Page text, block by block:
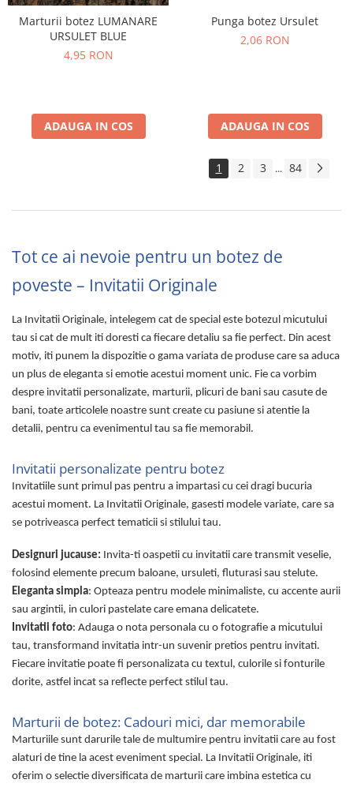
Marturii botez LUMANARE
URSULET BLUE
4,95 RON
ADAUGA IN COS
Punga botez Ursulet
2,06 RON
ADAUGA IN COS
1 2 3 ... 84
Tot ce ai nevoie pentru un botez de
poveste – Invitatii Originale
La Invitatii Originale, intelegem cat de special este botezul micutului
tau si cat de mult iti doresti ca fiecare detaliu sa fie perfect. Din acest
motiv, iti punem la dispozitie o gama variata de produse care sa aduca
un plus de eleganta si emotie acestui moment unic. Fie ca vorbim
despre invitatii personalizate, marturii, plicuri de bani sau casute de
bani, toate articolele noastre sunt create cu pasiune si atentie la
detalii, pentru ca evenimentul tau sa fie memorabil.
Invitatii personalizate pentru botez
Invitatiile sunt primul pas pentru a impartasi cu cei dragi bucuria
acestui moment. La Invitatii Originale, gasesti modele variate, care sa
se potriveasca perfect tematicii si stilului tau.
Designuri jucause: Invita-ti oaspetii cu invitatii care transmit veselie,
folosind elemente precum baloane, ursuleti, fluturasi sau stelute.
Eleganta simpla: Opteaza pentru modele minimaliste, cu accente aurii
sau argintii, in culori pastelate care emana delicatete.
Invitatii foto: Adauga o nota personala cu o fotografie a micutului
tau, transformand invitatia intr-un suvenir pretios pentru invitati.
Fiecare invitatie poate fi personalizata cu textul, culorile si fonturile
dorite, astfel incat sa reflecte perfect stilul tau.
Marturii de botez: Cadouri mici, dar memorabile
Marturiile sunt darurile tale de multumire pentru invitatii care au fost
alaturi de tine la acest eveniment special. La Invitatii Originale, iti
oferim o selectie diversificata de marturii care imbina estetica cu